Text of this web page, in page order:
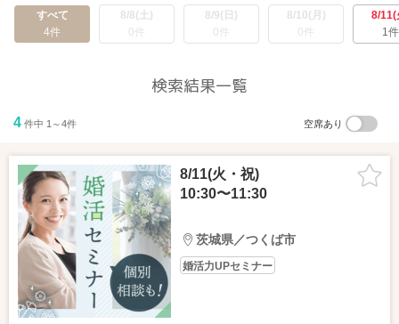
すべて
4件
8/8(土)
0件
8/9(日)
0件
8/10(月)
0件
8/11(
1件
検索結果一覧
4 件中 1～4件 空席あり
8/11(火・祝)
10:30〜11:30
茨城県／つくば市
婚活力UPセミナー